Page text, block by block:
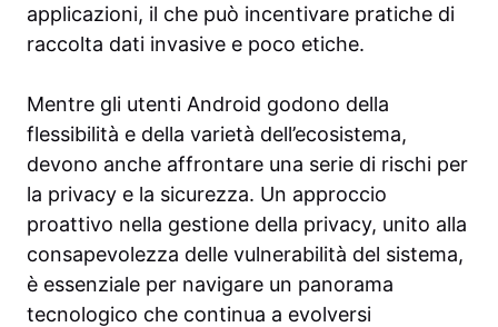
applicazioni, il che può incentivare pratiche di
raccolta dati invasive e poco etiche.
Mentre gli utenti Android godono della
flessibilità e della varietà dell’ecosistema,
devono anche affrontare una serie di rischi per
la privacy e la sicurezza. Un approccio
proattivo nella gestione della privacy, unito alla
consapevolezza delle vulnerabilità del sistema,
è essenziale per navigare un panorama
tecnologico che continua a evolversi